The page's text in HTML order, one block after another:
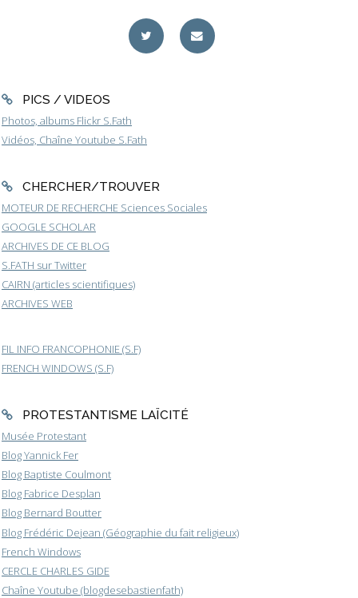
PICS / VIDEOS
Photos, albums Flickr S.Fath
Vidéos, Chaîne Youtube S.Fath
CHERCHER/TROUVER
MOTEUR DE RECHERCHE Sciences Sociales
GOOGLE SCHOLAR
ARCHIVES DE CE BLOG
S.FATH sur Twitter
CAIRN (articles scientifiques)
ARCHIVES WEB
FIL INFO FRANCOPHONIE (S.F)
FRENCH WINDOWS (S.F)
PROTESTANTISME LAÏCITÉ
Musée Protestant
Blog Yannick Fer
Blog Baptiste Coulmont
Blog Fabrice Desplan
Blog Bernard Boutter
Blog Frédéric Dejean (Géographie du fait religieux)
French Windows
CERCLE CHARLES GIDE
Chaîne Youtube (blogdesebastienfath)